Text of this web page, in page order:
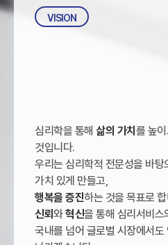
VISION
심리학을 통해 삶의 가치 를 높
것입니다.
우리는 심리학적 전문성을 바탕
가치 있게 만들고,
행복을 증진하는 것을 목표로
신뢰와혁신을 통해 심리서비스
국내를 넘어 글로벌 시장에서도